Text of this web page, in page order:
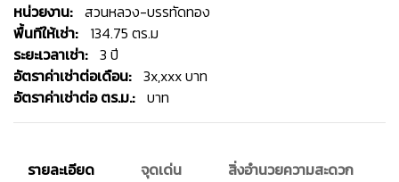
หน่วยงาน: สวนหลวง-บรรทัดทอง
พื้นทีให้เช่า:
134.75 ตร.ม
ระยะเวลาเช่า: 3 ปี
อัตราค่าเช่าต่อเดือน: 3x,xxx บาท
อัตราค่าเช่าต่อ ตร.ม.: บาท
รายละเอียด จุดเด่น สิ่งอํานวยความสะดวก